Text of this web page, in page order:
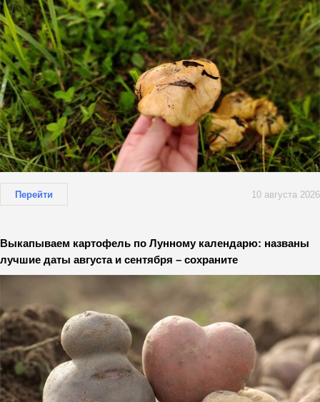
Перейти 10 августа 2026
Выкапываем картофель по Лунному календарю: названы
лучшие даты августа и сентября – сохраните